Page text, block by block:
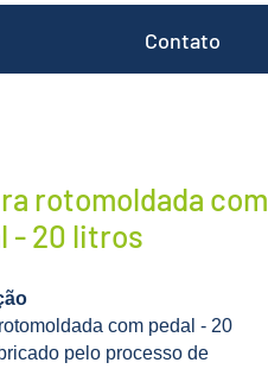
rotomoldada com
- 20 litros
com pedal - 20
pelo processo de
Contato